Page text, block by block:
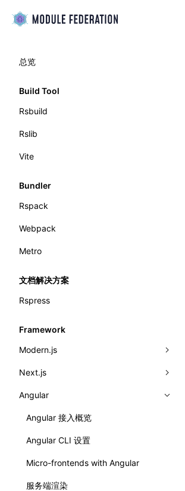
总览
Build Tool
Rsbuild
Rslib
Vite
Bundler
Rspack
Webpack
Metro
文档解决方案
Rspress
Framework
Modern.js
Modern.js 接入概览
快速开始
动态加载生产者
Next.js
Next.js 接入概览
Basic Example
动态远程模块
导入组件
路由和导入页面
Angular
Angular 接入概览
Angular CLI 设置
Micro-frontends with Angular
服务端渲染